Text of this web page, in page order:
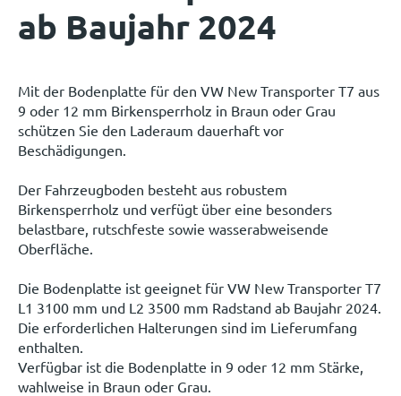
ab Baujahr 2024
Mit der Bodenplatte für den VW New Transporter T7 aus
9 oder 12 mm Birkensperrholz in Braun oder Grau
schützen Sie den Laderaum dauerhaft vor
Beschädigungen.
Der Fahrzeugboden besteht aus robustem
Birkensperrholz und verfügt über eine besonders
belastbare, rutschfeste sowie wasserabweisende
Oberfläche.
Die Bodenplatte ist geeignet für VW New Transporter T7
L1 3100 mm und L2 3500 mm Radstand ab Baujahr 2024.
Die erforderlichen Halterungen sind im Lieferumfang
enthalten.
Verfügbar ist die Bodenplatte in 9 oder 12 mm Stärke,
wahlweise in Braun oder Grau.